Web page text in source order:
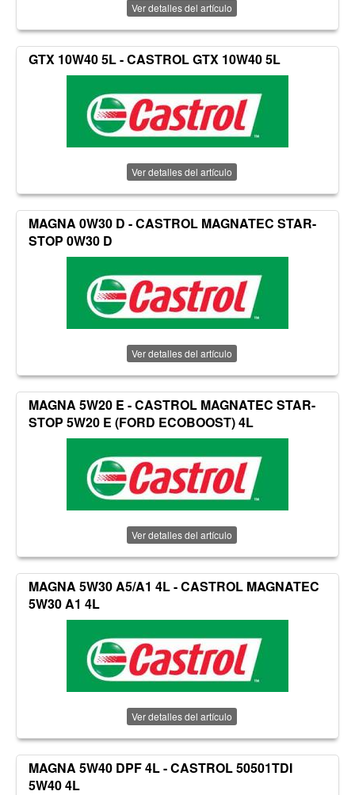
Ver detalles del artículo
GTX 10W40 5L - CASTROL GTX 10W40 5L
Ver detalles del artículo
MAGNA 0W30 D - CASTROL MAGNATEC STAR-
STOP 0W30 D
Ver detalles del artículo
MAGNA 5W20 E - CASTROL MAGNATEC STAR-
STOP 5W20 E (FORD ECOBOOST) 4L
Ver detalles del artículo
MAGNA 5W30 A5/A1 4L - CASTROL MAGNATEC
5W30 A1 4L
Ver detalles del artículo
MAGNA 5W40 DPF 4L - CASTROL 50501TDI
5W40 4L